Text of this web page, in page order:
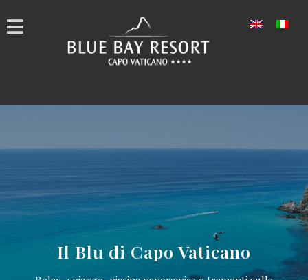
Il Blu di Capo Vaticano